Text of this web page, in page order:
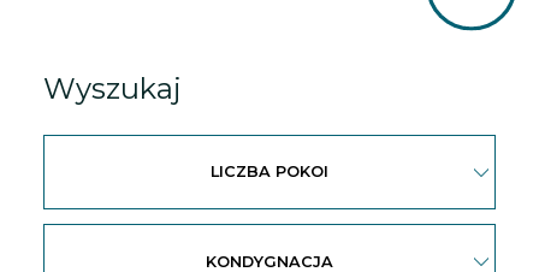
Wyszukaj
LICZBA POKOI
KONDYGNACJA